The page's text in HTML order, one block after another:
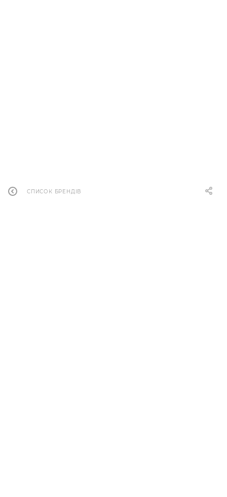
СПИСОК БРЕНДІВ